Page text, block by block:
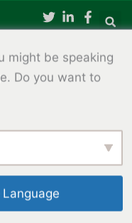
送りCNC木
might be speaking
Do you want to